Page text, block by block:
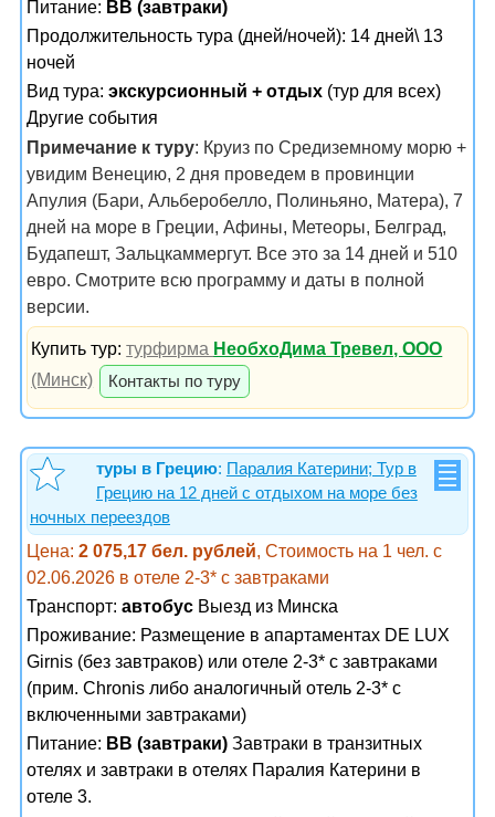
Питание: BB (завтраки)
Продолжительность тура (дней/ночей): 14 дней\ 13
ночей
Вид тура: экскурсионный + отдых (тур для всех)
Другие события
Примечание к туру: Круиз по Средиземному морю +
увидим Венецию, 2 дня проведем в провинции
Апулия (Бари, Альберобелло, Полиньяно, Матера), 7
дней на море в Греции, Афины, Метеоры, Белград,
Будапешт, Зальцкаммергут. Все это за 14 дней и 510
евро. Смотрите всю программу и даты в полной
версии.
Купить тур:турфирма НеобхоДима Тревел, ООО
(Минск)
Контакты по туру
туры в Грецию: Паралия Катерини; Тур в
Грецию на 12 дней с отдыхом на море без
ночных переездов
Цена: 2 075,17 бел. рублей, Стоимость на 1 чел. с
02.06.2026 в отеле 2-3* с завтраками
Транспорт: автобус Выезд из Минска
Проживание: Размещение в апартаментах DE LUX
Girnis (без завтраков) или отеле 2-3* с завтраками
(прим. Chronis либо аналогичный отель 2-3* с
включенными завтраками)
Питание: BB (завтраки) Завтраки в транзитных
отелях и завтраки в отелях Паралия Катерини в
отеле 3.